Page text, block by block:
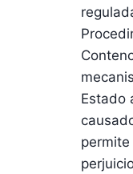
Estado